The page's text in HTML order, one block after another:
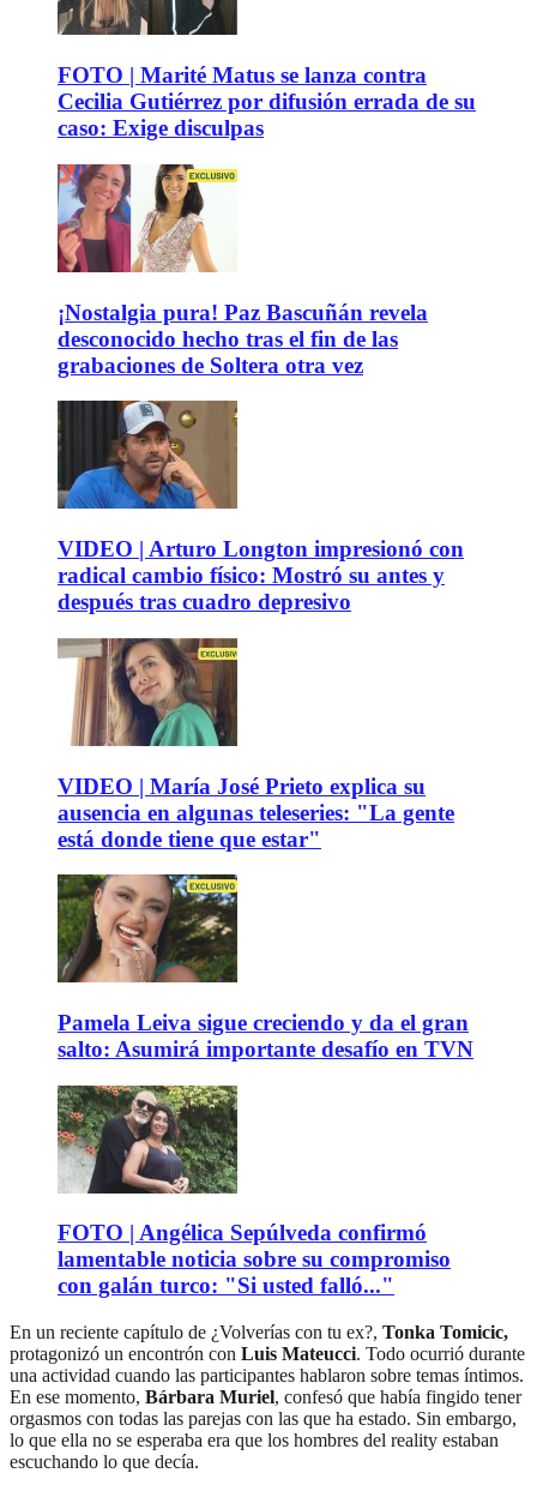
FOTO | Marité Matus se lanza contra
Cecilia Gutiérrez por difusión errada de su
caso: Exige disculpas
¡Nostalgia pura! Paz Bascuñán revela
desconocido hecho tras el fin de las
grabaciones de Soltera otra vez
VIDEO | Arturo Longton impresionó con
radical cambio físico: Mostró su antes y
después tras cuadro depresivo
VIDEO | María José Prieto explica su
ausencia en algunas teleseries: "La gente
está donde tiene que estar"
Pamela Leiva sigue creciendo y da el gran
salto: Asumirá importante desafío en TVN
FOTO | Angélica Sepúlveda confirmó
lamentable noticia sobre su compromiso
con galán turco: "Si usted falló..."
En un reciente capítulo de ¿Volverías con tu ex?, Tonka Tomicic,
protagonizó un encontrón con Luis Mateucci. Todo ocurrió durante
una actividad cuando las participantes hablaron sobre temas íntimos.
En ese momento, Bárbara Muriel, confesó que había fingido tener
orgasmos con todas las parejas con las que ha estado. Sin embargo,
lo que ella no se esperaba era que los hombres del reality estaban
escuchando lo que decía.